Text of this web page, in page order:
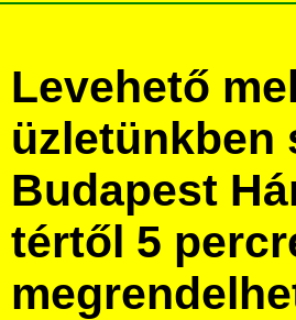
Levehető
üzletünkben
Budapest
tértől 5